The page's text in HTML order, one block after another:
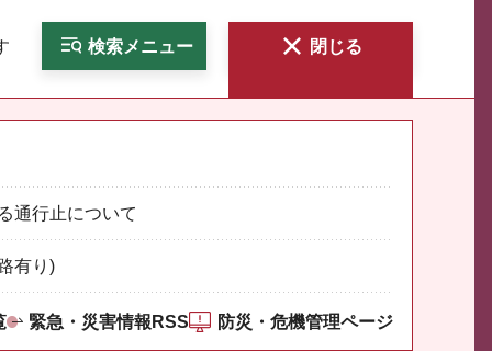
検索メニュー 閉じる
通行止について
有り)
緊急・災害情報RSS 防災・危機管理ページ